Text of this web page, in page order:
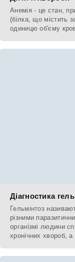
Анемія - це стан,
(білка, що містить
одиницю об'єму
Діагностика
Гельмінтоз
різними
організмі людини
хронічних хвороб, а